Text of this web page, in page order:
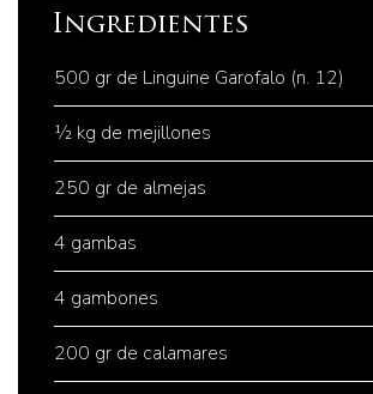
Ingredientes
500 gr de Linguine Garofalo (n. 12)
½ kg de mejillones
250 gr de almejas
4 gambas
4 gambones
200 gr de calamares